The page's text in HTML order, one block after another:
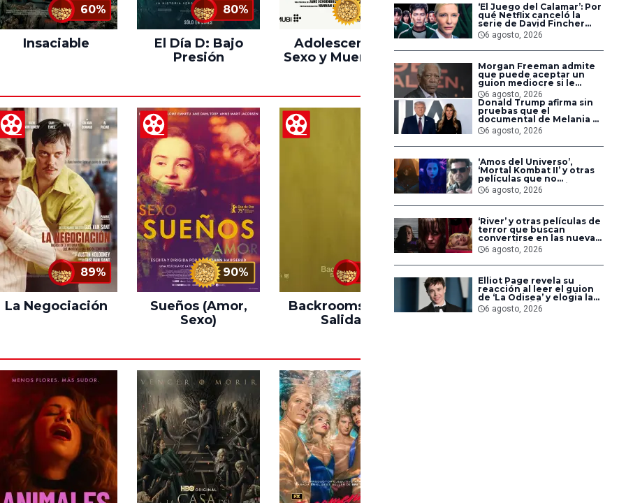
60%
Insaciable
80%
El Día D: Bajo
Presión
Adolescencia,
Sexo y Muerte en
90%
Pinocchio
89%
La Negociación
90%
Sueños (Amor,
Sexo)
Backrooms: Sin
Salida
Hasta el Fin del
‘El Juego del Calamar’: Por
qué Netflix canceló la
serie de David Fincher
que iba a ubicarse en
Estados Unidos
6 agosto, 2026
Morgan Freeman admite
que puede aceptar un
guion mediocre si le
pagan lo suficiente
6 agosto, 2026
Donald Trump afirma sin
pruebas que el
documental de Melania es
‘la película número uno
del año’
6 agosto, 2026
‘Amos del Universo’,
‘Mortal Kombat II’ y otras
películas que no
dominaron la taquilla
pero triunfaron en
streaming
6 agosto, 2026
‘River’ y otras películas de
terror que buscan
convertirse en las nuevas
‘Obsession’ y ‘Backrooms’
6 agosto, 2026
Elliot Page revela su
reacción al leer el guion
de ‘La Odisea’ y elogia la
forma de dirigir de
Christopher Nolan
6 agosto, 2026